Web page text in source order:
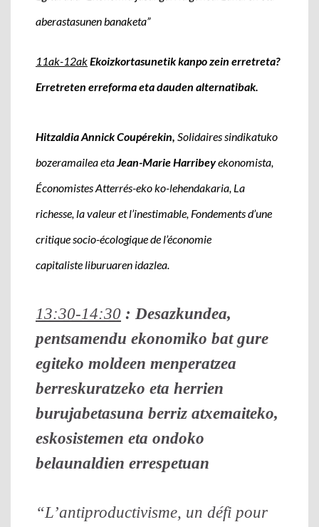
aberastasunen banaketa”
11ak-12akEkoizkortasunetik kanpo zein erretreta?
Erretreten erreforma eta dauden alternatibak.
Hitzaldia Annick Coupérekin, Solidaires sindikatuko
bozeramailea eta Jean-Marie Harribeyekonomista,
Économistes Atterrés-eko ko-lehendakaria, La
richesse, la valeur et l’inestimable, Fondements d’une
critique socio-écologique de l’économie
capitaliste liburuaren idazlea.
13:30-14:30 : Desazkundea,
pentsamendu ekonomiko bat gure
egiteko moldeen menperatzea
berreskuratzeko eta herrien
burujabetasuna berriz atxemaiteko,
eskosistemen eta ondoko
belaunaldien errespetuan
“L’antiproductivisme, un défi pour